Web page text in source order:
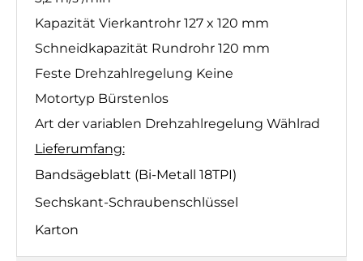
Kapazität Vierkantrohr 127 x 120 mm
Schneidkapazität Rundrohr 120 mm
Feste Drehzahlregelung Keine
Motortyp Bürstenlos
Art der variablen Drehzahlregelung Wählrad
Lieferumfang:
Bandsägeblatt (Bi-Metall 18TPI)
Sechskant-Schraubenschlüssel
Karton